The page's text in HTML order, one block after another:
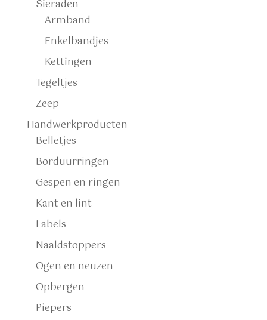
Sieraden
Armband
Enkelbandjes
Kettingen
Tegeltjes
Zeep
Handwerkproducten
Belletjes
Borduurringen
Gespen en ringen
Kant en lint
Labels
Naaldstoppers
Ogen en neuzen
Opbergen
Piepers